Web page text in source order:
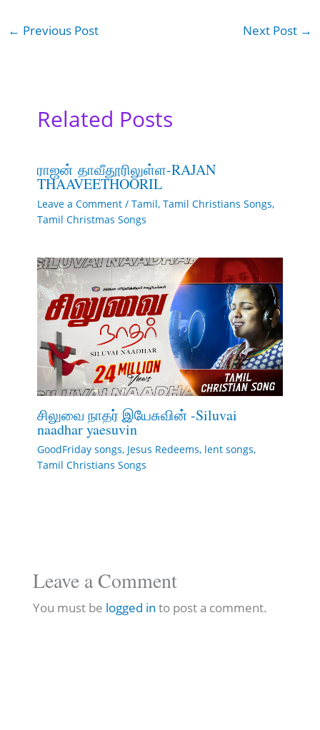
← Previous Post Next Post →
Related Posts
ராஜன் தாவீதூரிலுள்ள-RAJAN
THAAVEETHOORIL
Leave a Comment / Tamil, Tamil Christians Songs,
Tamil Christmas Songs
சிலுவை நாதர் இயேசுவின் -Siluvai
naadhar yaesuvin
GoodFriday songs, Jesus Redeems, lent songs,
Tamil Christians Songs
Leave a Comment
You must be logged in to post a comment.